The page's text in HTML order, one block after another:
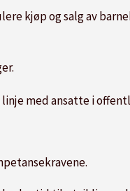
kjøp og salg av
med ansatte i